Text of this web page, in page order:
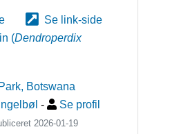
Se link-side
(Dendroperdix
, Botswana
- Se profil
2026-01-19